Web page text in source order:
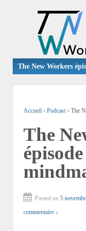
The New Workers
Accueil › Podcast › The
The
Posted on 5
commentaire ↓